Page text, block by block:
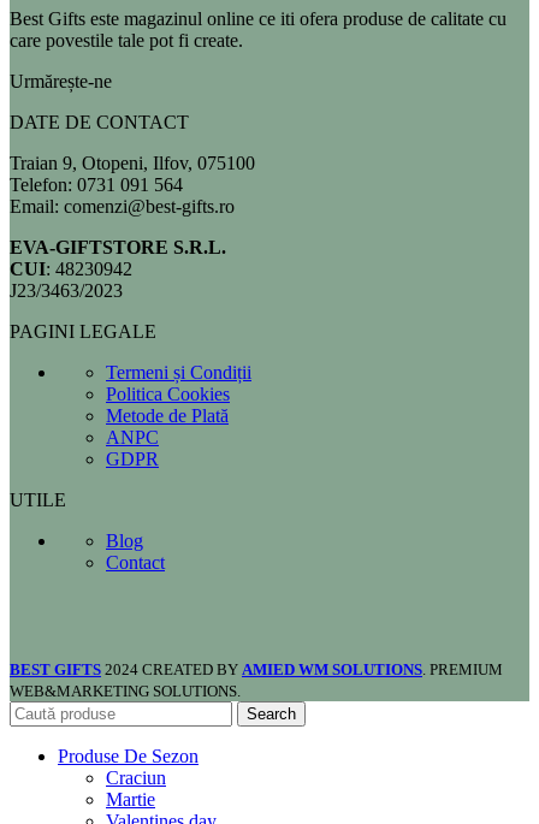
Best Gifts este magazinul online ce iti ofera produse de calitate cu
care povestile tale pot fi create.
Urmărește-ne
DATE DE CONTACT
Traian 9, Otopeni, Ilfov, 075100
Telefon: 0731 091 564
Email: comenzi@best-gifts.ro
EVA-GIFTSTORE S.R.L.
CUI: 48230942
J23/3463/2023
PAGINI LEGALE
Termeni și Condiții
Politica Cookies
Metode de Plată
ANPC
GDPR
UTILE
Blog
Contact
BEST GIFTS 2024 CREATED BY AMIED WM SOLUTIONS. PREMIUM
WEB&MARKETING SOLUTIONS.
Search
Produse De Sezon
Craciun
Martie